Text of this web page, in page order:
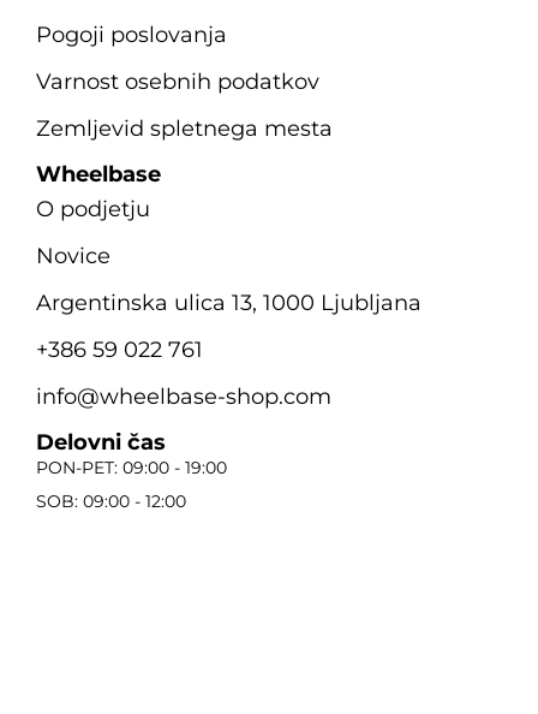
Pogoji poslovanja
Varnost osebnih podatkov
Zemljevid spletnega mesta
Wheelbase
O podjetju
Novice
Argentinska ulica 13, 1000 Ljubljana
+386 59 022 761
info@wheelbase-shop.com
Delovni čas
PON-PET: 09:00 - 19:00
SOB: 09:00 - 12:00